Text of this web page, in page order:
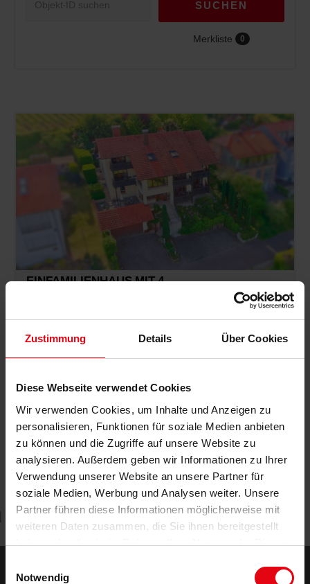
Zustimmung Details Über Cookies
Diese Webseite verwendet Cookies
Wir verwenden Cookies, um Inhalte und Anzeigen zu
personalisieren, Funktionen für soziale Medien anbieten
zu können und die Zugriffe auf unsere Website zu
analysieren. Außerdem geben wir Informationen zu Ihrer
Verwendung unserer Website an unsere Partner für
soziale Medien, Werbung und Analysen weiter. Unsere
Partner führen diese Informationen möglicherweise mit
weiteren Daten zusammen, die Sie ihnen bereitgestellt
haben oder die sie im Rahmen Ihrer Nutzung der Dienste
Notwendig
SUCHEN
Merkliste 0
EINFAMILIENHAUS MIT 4
FERIENAPPARTEMENTS UND TRAUMHAFTEN
76889 Gleiszellen-Gleishorbach, Einfamilienhaus
157 m² 10 0,0